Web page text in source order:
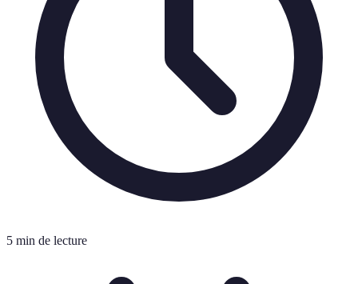
5 min de lecture